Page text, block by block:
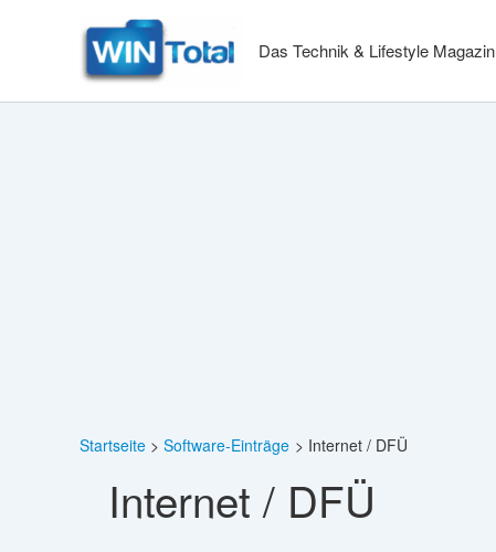
Das Technik & Lifestyle Magazin
Startseite Software-Einträge Internet / DFÜ
Internet / DFÜ